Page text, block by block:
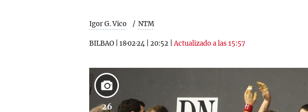
Igor G. Vico NTM
BILBAO 18·02·24 20:52 |Actualizado a las 15:57
26